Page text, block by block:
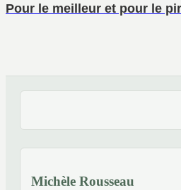
Pour le meilleur et pour le
Michèle Rousseau